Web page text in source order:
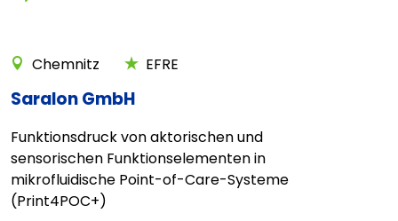
Chemnitz EFRE
Saralon GmbH
Funktionsdruck von aktorischen und
sensorischen Funktionselementen in
mikrofluidische Point-of-Care-Systeme
(Print4POC+)